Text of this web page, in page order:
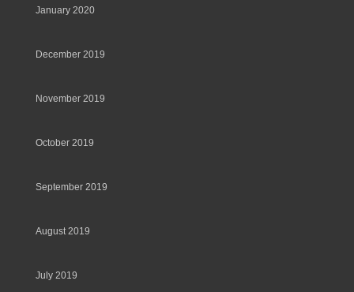
January 2020
December 2019
November 2019
October 2019
September 2019
August 2019
July 2019